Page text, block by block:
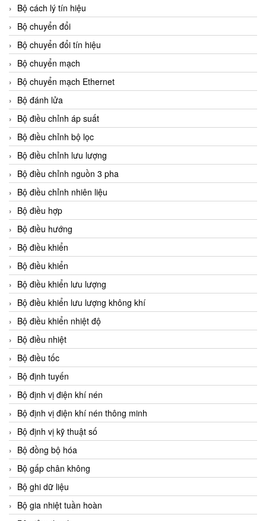
Bộ cách lý tín hiệu
Bộ chuyển đổi
Bộ chuyển đổi tín hiệu
Bộ chuyển mạch
Bộ chuyển mạch Ethernet
Bộ đánh lửa
Bộ điều chỉnh áp suất
Bộ điều chỉnh bộ lọc
Bộ điều chỉnh lưu lượng
Bộ điều chỉnh nguồn 3 pha
Bộ điều chỉnh nhiên liệu
Bộ điều hợp
Bộ điều hướng
Bộ điều khiển
Bộ điều khiển
Bộ điều khiển lưu lượng
Bộ điều khiển lưu lượng không khí
Bộ điều khiển nhiệt độ
Bộ điều nhiệt
Bộ điều tốc
Bộ định tuyến
Bộ định vị điện khí nén
Bộ định vị điện khí nén thông minh
Bộ định vị kỹ thuật số
Bộ đồng bộ hóa
Bộ gấp chân không
Bộ ghi dữ liệu
Bộ gia nhiệt tuần hoàn